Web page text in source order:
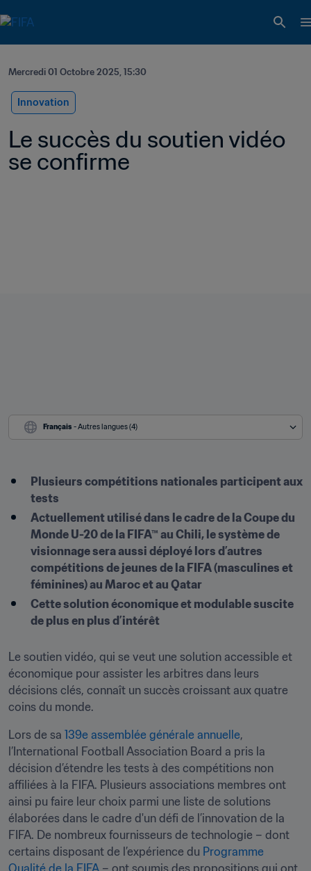
Mercredi 01 Octobre 2025, 15:30
Innovation
Le succès du soutien vidéo
se confirme
Français - Autres langues (4)
Plusieurs compétitions nationales participent aux
tests
Actuellement utilisé dans le cadre de la Coupe du
Monde U-20 de la FIFA™ au Chili, le système de
visionnage sera aussi déployé lors d’autres
compétitions de jeunes de la FIFA (masculines et
féminines) au Maroc et au Qatar
Cette solution économique et modulable suscite
de plus en plus d’intérêt
Le soutien vidéo, qui se veut une solution accessible et
économique pour assister les arbitres dans leurs
décisions clés, connaît un succès croissant aux quatre
coins du monde.
Lors de sa 139e assemblée générale annuelle,
l’International Football Association Board a pris la
décision d’étendre les tests à des compétitions non
affiliées à la FIFA. Plusieurs associations membres ont
ainsi pu faire leur choix parmi une liste de solutions
élaborées dans le cadre d'un défi de l’innovation de la
FIFA. De nombreux fournisseurs de technologie – dont
certains disposant de l’expérience du Programme
Qualité de la FIFA – ont soumis des propositions qui ont